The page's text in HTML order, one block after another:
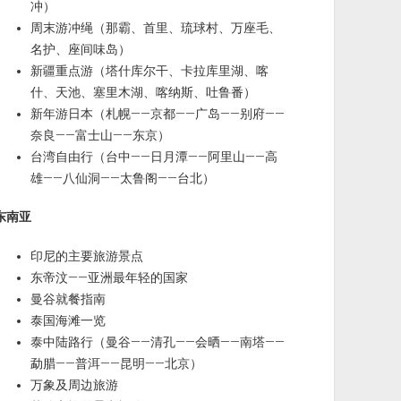
冲）
周末游冲绳（那霸、首里、琉球村、万座毛、
名护、座间味岛）
新疆重点游（塔什库尔干、卡拉库里湖、喀
什、天池、塞里木湖、喀纳斯、吐鲁番）
新年游日本（札幌——京都——广岛——别府——
奈良——富士山——东京）
台湾自由行（台中——日月潭——阿里山——高
雄——八仙洞——太鲁阁——台北）
南亚
印尼的主要旅游景点
东帝汶——亚洲最年轻的国家
曼谷就餐指南
泰国海滩一览
泰中陆路行（曼谷——清孔——会晒——南塔——
勐腊——普洱——昆明——北京）
万象及周边旅游